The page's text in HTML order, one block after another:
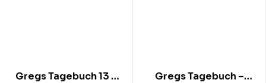
Gregs Tagebuch 13 –
Gregs Tagebuch –